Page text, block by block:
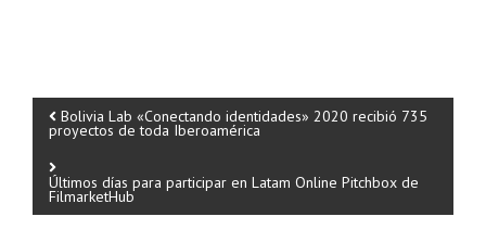
N
a
v
Bolivia Lab «Conectando identidades» 2020 recibió 735
proyectos de toda Iberoamérica
Últimos días para participar en Latam Online Pitchbox de
FilmarketHub